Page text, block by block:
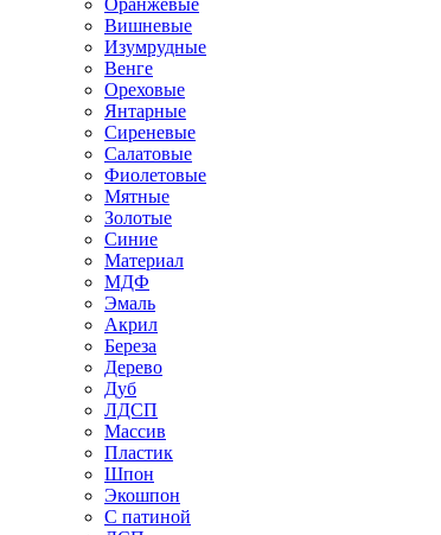
Вишневые
Изумрудные
Венге
Ореховые
Янтарные
Сиреневые
Салатовые
Фиолетовые
Мятные
Золотые
Синие
Материал
МДФ
Эмаль
Акрил
Береза
Дерево
Дуб
ЛДСП
Массив
Пластик
Шпон
Экошпон
С патиной